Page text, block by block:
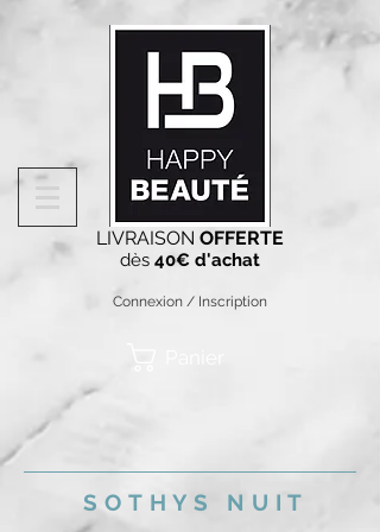
LIVRAISON OFFERTE
dès 40€ d'achat
Connexion / Inscription
SOTHYS NUIT